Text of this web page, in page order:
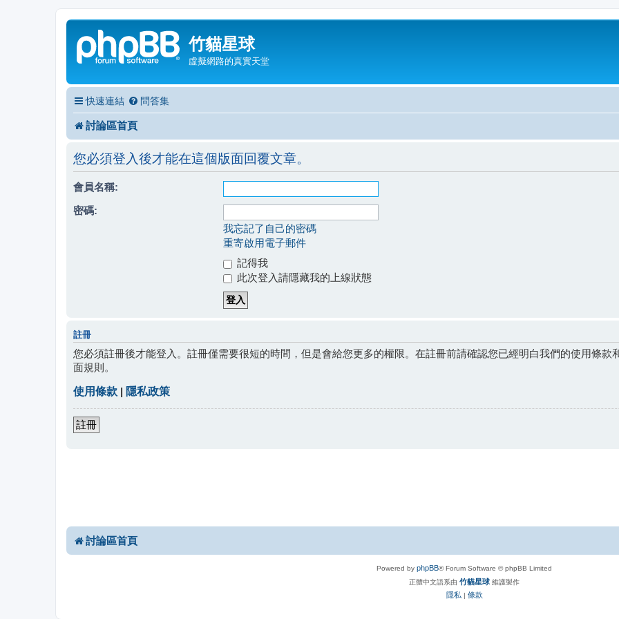
竹貓星球
虛擬網路的真實天堂
快速連結 問答集
討論區首頁
您必須登入後才能在這個版面回覆文章。
會員名稱:
密碼:
我忘記了自己的密碼
重寄啟用電子郵件
記得我
此次登入請隱藏我的上線狀態
註冊
您必須註冊後才能登入。註冊僅需要很短的時間，但是會給您更多的權限。在註冊前請確認您已經明白我們的使用條
面規則。
使用條款 | 隱私政策
註冊
討論區首頁
Powered by phpBB® Forum Software © phpBB Limited
正體中文語系由 竹貓星球 維護製作
隱私 | 條款